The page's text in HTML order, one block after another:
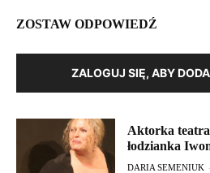
ZOSTAW ODPOWIEDŹ
ZALOGUJ SIĘ, ABY
Aktorka
łodzianka
DARIA SEMENIUK -